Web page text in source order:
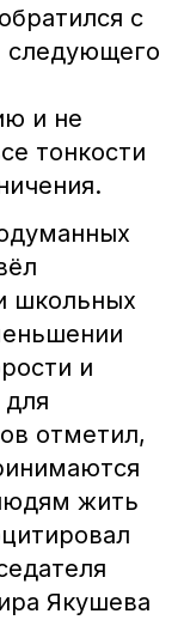
с
следующего
и не
тонкости
школьных
и
для
отметил,
жить
Якушева